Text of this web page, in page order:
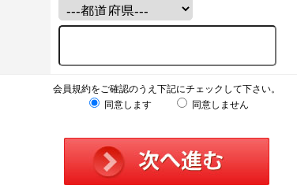
会員規約をご確認のうえ下記にチェックして下さい。
同意します
同意しません